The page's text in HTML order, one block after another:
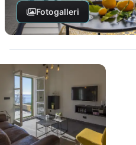
Fotogalleri